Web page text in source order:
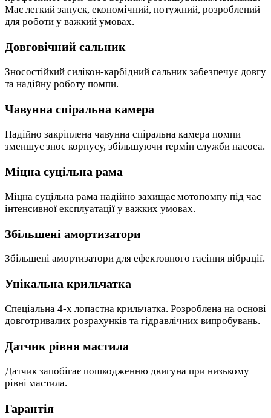
Має легкий запуск, економічний, потужний, розроблений
для роботи у важкий умовах.
Довговічний сальник
Зносостійкий силікон-карбідний сальник забезпечує довгу
та надійну роботу помпи.
Чавунна спіральна камера
Надійно закріплена чавунна спіральна камера помпи
зменшує знос корпусу, збільшуючи термін служби насоса.
Міцна суцільна рама
Міцна суцільна рама надійно захищає мотопомпу під час
інтенсивної експлуатації у важких умовах.
Збільшені амортизатори
Збільшені амортизатори для ефектовного гасіння вібрації.
Унікальна крильчатка
Спеціальна 4-х лопастна крильчатка. Розроблена на основі
довготривалих розрахунків та гідравлічних випробувань.
Датчик рівня мастила
Датчик запобігає пошкодженню двигуна при низькому
рівні мастила.
Гарантія